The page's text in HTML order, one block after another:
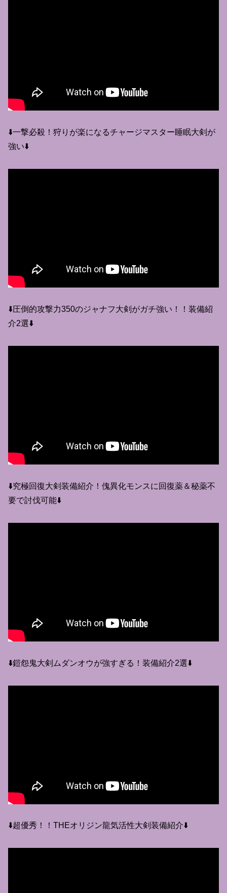
⬇️一撃必殺！狩りが楽になるチャージマスター睡眠大剣が
強い⬇️
⬇️圧倒的攻撃力350のジャナフ大剣がガチ強い！！装備紹
介2選⬇️
⬇️究極回復大剣装備紹介！傀異化モンスに回復薬＆秘薬不
要で討伐可能⬇️
⬇️鎧怨鬼大剣ムダンオウが強すぎる！装備紹介2選⬇️
⬇️超優秀！！THEオリジン龍気活性大剣装備紹介⬇️